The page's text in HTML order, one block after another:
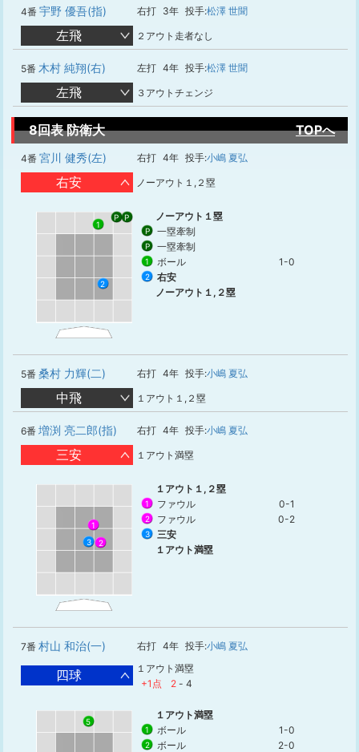
4番 宇野 優吾(指) 右打 3年 投手:松澤 世聞
左飛 ２アウト走者なし
5番 木村 純翔(右) 左打 4年 投手:松澤 世聞
左飛 ３アウトチェンジ
8回表 防衛大 TOPへ
4番 宮川 健秀(左) 右打 4年 投手:小嶋 夏弘
右安 ノーアウト１,２塁
P
P
1
2
ノーアウト１塁
P 一塁牽制
P 一塁牽制
1 ボール 1-0
2
右安
ノーアウト１,２塁
5番 桑村 力輝(二) 右打 4年 投手:小嶋 夏弘
中飛 １アウト１,２塁
6番 増渕 亮二郎(指) 右打 4年 投手:小嶋 夏弘
三安 １アウト満塁
1
2
3
１アウト１,２塁
1 ファウル 0-1
2 ファウル 0-2
3
三安
１アウト満塁
7番 村山 和治(一) 右打 4年 投手:小嶋 夏弘
四球
１アウト満塁
+1点
2 - 4
5
１アウト満塁
1 ボール 1-0
2 ボール 2-0